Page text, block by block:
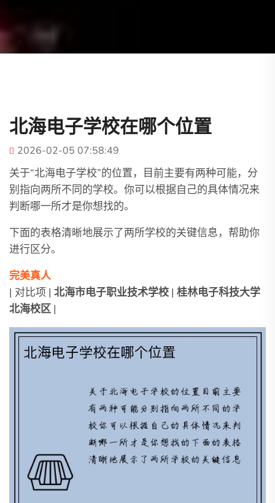
北海电子学校在哪个位置
2026-02-05 07:58:49
关于“北海电子学校”的位置，目前主要有两种可能，分
别指向两所不同的学校。你可以根据自己的具体情况来
判断哪一所才是你想找的。
下面的表格清晰地展示了两所学校的关键信息，帮助你
进行区分。
完美真人
| 对比项 | 北海市电子职业技术学校 | 桂林电子科技大学
北海校区 |